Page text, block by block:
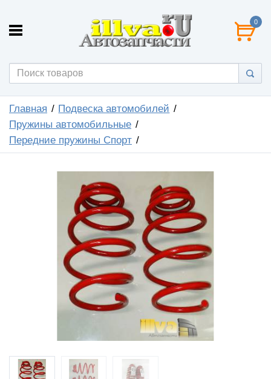
0
Главная
Подвеска автомобилей
Пружины автомобильные
Передние пружины Спорт